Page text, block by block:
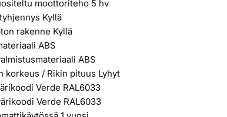
moottoriteho 5 hv
Kyllä
rakenne Kyllä
ABS
ABS
korkeus / Rikin pituus Lyhyt
Verde RAL6033
Verde RAL6033